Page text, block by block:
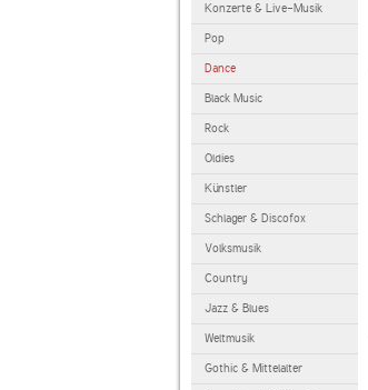
Konzerte & Live-Musik
Pop
Dance
Black Music
Rock
Oldies
Künstler
Schlager & Discofox
Volksmusik
Country
Jazz & Blues
Weltmusik
Gothic & Mittelalter